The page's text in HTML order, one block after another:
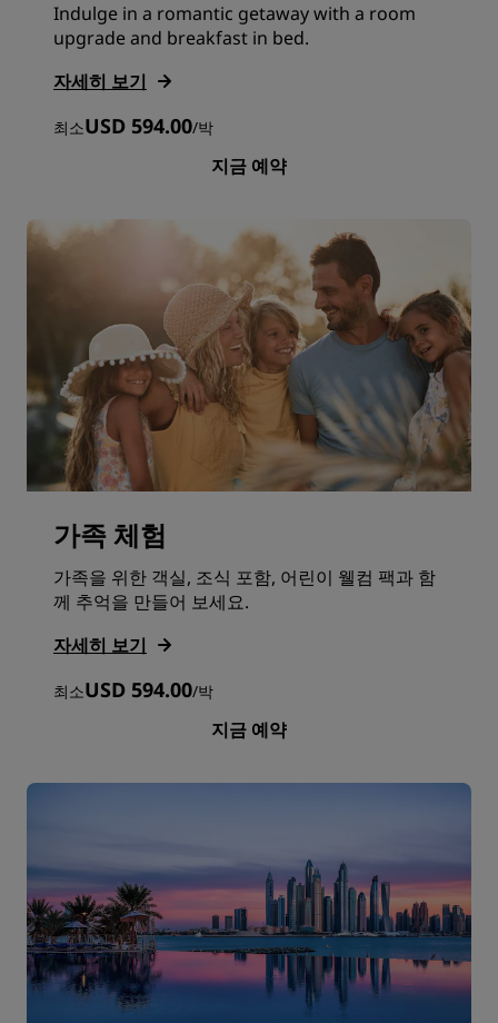
Indulge in a romantic getaway with a room
upgrade and breakfast in bed.
자세히 보기
최소USD 594.00/박
지금 예약
가족 체험
가족을 위한 객실, 조식 포함, 어린이 웰컴 팩과 함
께 추억을 만들어 보세요.
자세히 보기
최소USD 594.00/박
지금 예약